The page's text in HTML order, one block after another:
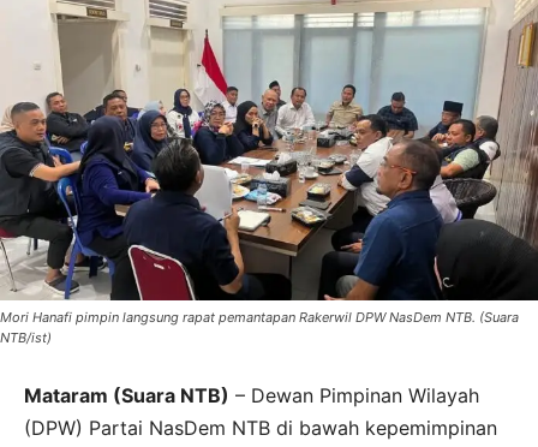
Mori Hanafi pimpin langsung rapat pemantapan Rakerwil DPW NasDem NTB. (Suara
NTB/ist)
Mataram (Suara NTB) – Dewan Pimpinan Wilayah
(DPW) Partai NasDem NTB di bawah kepemimpinan